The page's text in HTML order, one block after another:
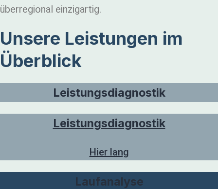
überregional einzigartig.
Unsere Leistungen im
Überblick
Leistungsdiagnostik
Leistungsdiagnostik
Hier lang
Laufanalyse